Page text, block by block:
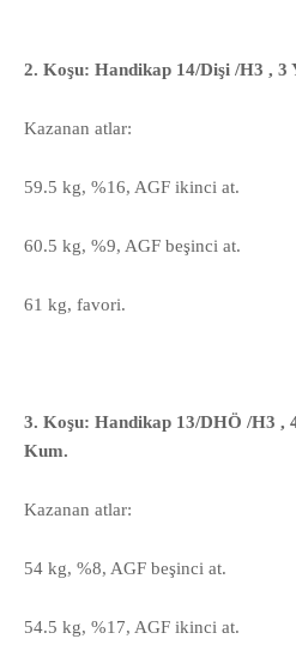
2. Koşu: Handikap 14/Dişi /H3 , 3
Kazanan atlar:
59.5 kg, %16, AGF ikinci at.
60.5 kg, %9, AGF beşinci at.
61 kg, favori.
3. Koşu: Handikap 13/DHÖ /H3 ,
Kum.
Kazanan atlar:
54 kg, %8, AGF beşinci at.
54.5 kg, %17, AGF ikinci at.